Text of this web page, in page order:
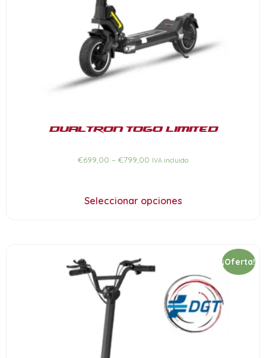
Dualtron Togo Limited
€699,00 – €799,00 IVA incluido
Seleccionar opciones
¡Oferta!